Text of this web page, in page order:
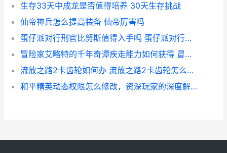
生存33天中成龙是否值得培养 30天生存挑战
仙帝神兵怎么提高装备 仙帝厉害吗
蛋仔派对行刑官比努斯值得入手吗 蛋仔派对行刑官实战
冒险家艾略特的千年奇谭疾走能力如何获得 冒险家艾略特的千年奇谭三星剑
流放之路2卡齿轮如何办 流放之路2卡齿轮怎么回事
和平精英动态权限怎么修改，资深玩家的深度解析与思考